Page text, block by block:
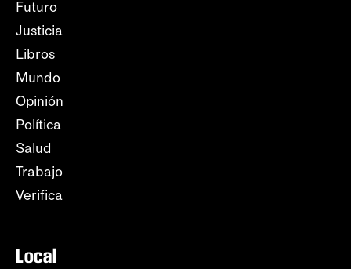
Futuro
Justicia
Libros
Mundo
Opinión
Política
Salud
Trabajo
Verifica
Local